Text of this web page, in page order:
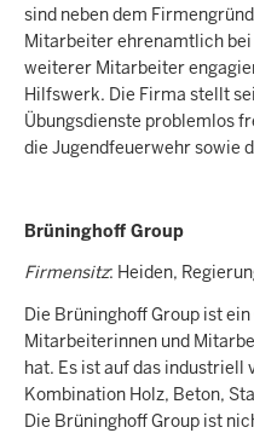
sind neben dem
Mitarbeiter ehrenamtlich
weiterer Mitarbeiter
Hilfswerk. Die Firma stellt
Übungsdienste problemlos
die Jugendfeuerwehr sowie
Brüninghoff Group
Firmensitz: Heiden,
Die Brüninghoff Group ist
Mitarbeiterinnen und
hat. Es ist auf das
Kombination Holz, Beton,
Die Brüninghoff Group ist